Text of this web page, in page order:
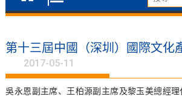
第十三屆中國（深圳）國際文化
2017-05-11
吳永恩副主席、王柏源副主席及黎玉美總經